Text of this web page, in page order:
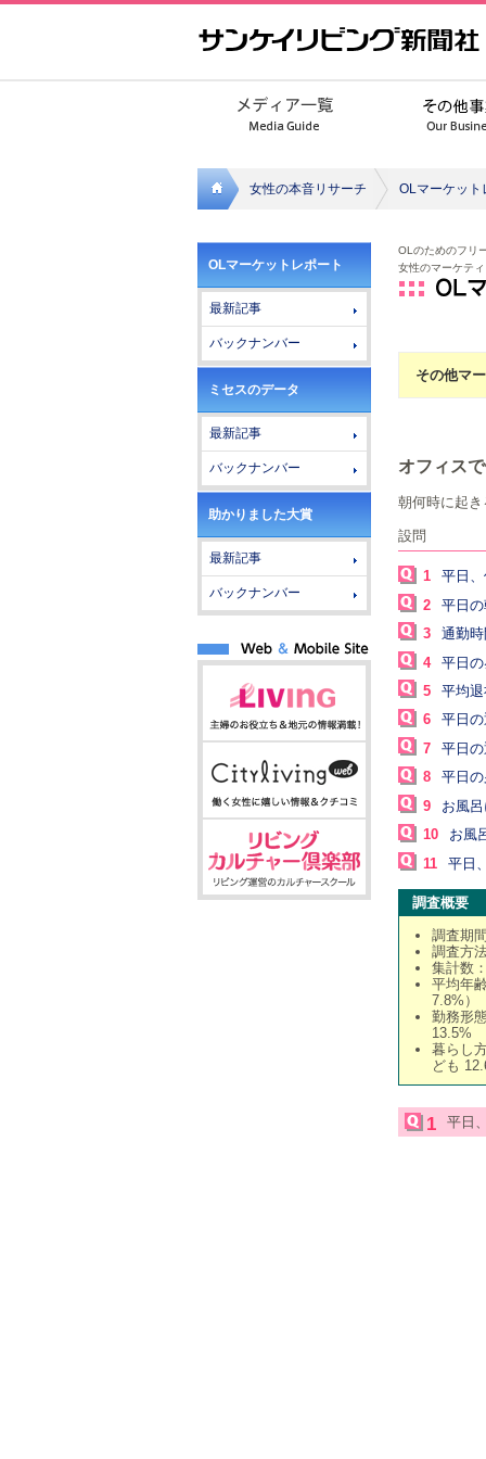
イリビ
ング新
女性の本音リサーチ OLマーケット
OLマーケットレポート
最新記事
バックナンバー
ミセスのデータ
最新記事
バックナンバー
助かりました大賞
最新記事
バックナンバー
OLのためのフリ
女性のマーケテ
その他マ
オフィス
朝何時に起
設問
1
平日
2
平日
3
通勤
4
平日
5
平均
6
平日
7
平日
8
平日
9
お風
10
お風
11
平日
調査概要
調査期
調査方
集計数
平均年
7.8%）
勤務形
13.5%
暮らし
ども
1 平日